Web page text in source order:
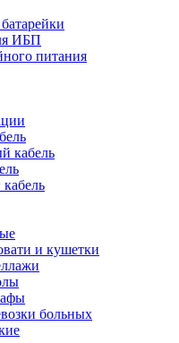
ИБП
питания
кабель
и кушетки
больных